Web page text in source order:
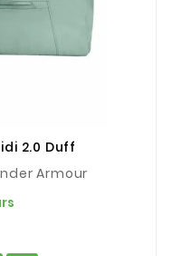
2.0 Duff
Armour